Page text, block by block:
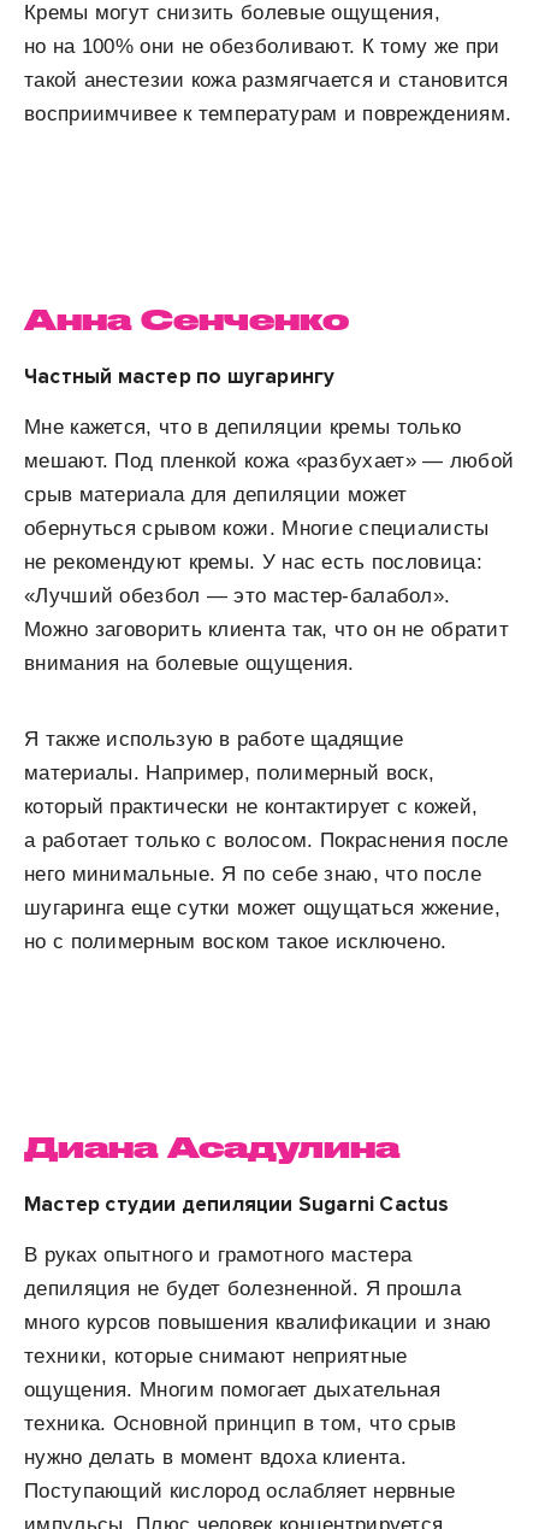
Кремы могут снизить болевые ощущения,
но на 100% они не обезболивают. К тому же при
такой анестезии кожа размягчается и становится
восприимчивее к температурам и повреждениям.
Анна Сенченко
Частный мастер по шугарингу
Мне кажется, что в депиляции кремы только
мешают. Под пленкой кожа «разбухает» — любой
срыв материала для депиляции может
обернуться срывом кожи. Многие специалисты
не рекомендуют кремы. У нас есть пословица:
«Лучший обезбол — это мастер-балабол».
Можно заговорить клиента так, что он не обратит
внимания на болевые ощущения.
Я также использую в работе щадящие
материалы. Например, полимерный воск,
который практически не контактирует с кожей,
а работает только с волосом. Покраснения после
него минимальные. Я по себе знаю, что после
шугаринга еще сутки может ощущаться жжение,
но с полимерным воском такое исключено.
Диана Асадулина
Мастер студии депиляции Sugarni Cactus
В руках опытного и грамотного мастера
депиляция не будет болезненной. Я прошла
много курсов повышения квалификации и знаю
техники, которые снимают неприятные
ощущения. Многим помогает дыхательная
техника. Основной принцип в том, что срыв
нужно делать в момент вдоха клиента.
Поступающий кислород ослабляет нервные